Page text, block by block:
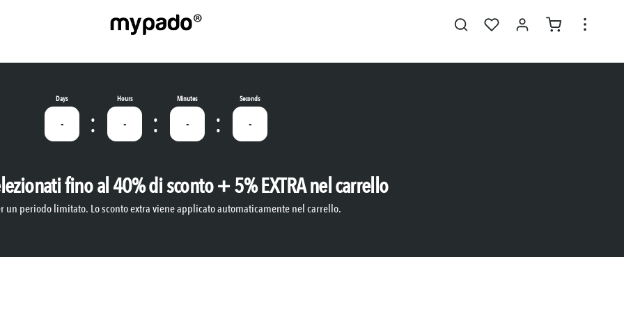
Days
-
Hours
-
Minutes
-
Seconds
-
fino al 40% di sconto + 5% EXTRA nel carrello
un periodo limitato. Lo sconto extra viene applicato automaticamente nel carrello.